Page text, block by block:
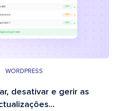
WORDPRESS
desativar e gerir as